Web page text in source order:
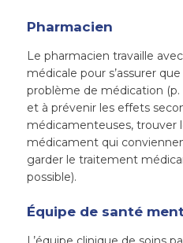
Pharmacien
Le pharmacien travaille
médicale pour s’assurer
problème de médication
et à prévenir les effets
médicamenteuses, trouver
médicament qui
garder le traitement
possible).
Équipe de santé